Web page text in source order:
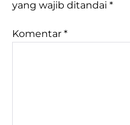
yang wajib ditandai *
Komentar *